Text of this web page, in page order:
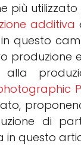
più
additiva
in questo
produzione
alla
di
questo